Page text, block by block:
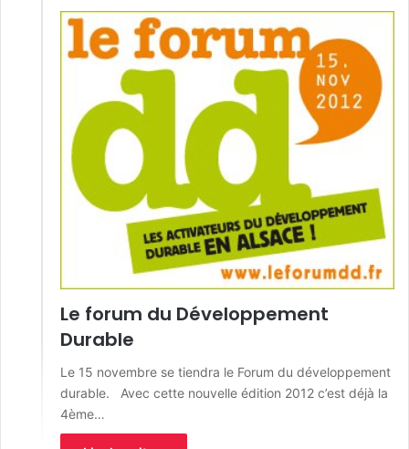
Le forum du Développement
Durable
Le 15 novembre se tiendra le Forum du développement
durable. Avec cette nouvelle édition 2012 c’est déjà la
4ème…